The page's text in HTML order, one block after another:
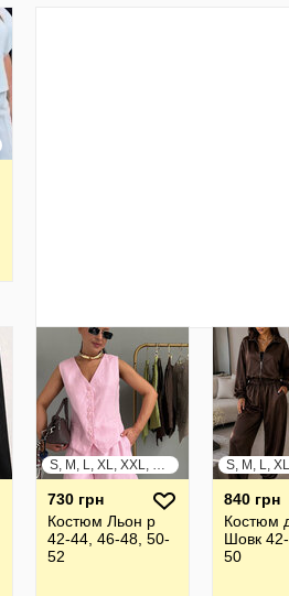
S, M, L, XL, XXL, XXXL
730 грн
Костюм Льон р
42-44, 46-48, 50-
52
S, M, L,
840 грн
Костюм
Шовк
50